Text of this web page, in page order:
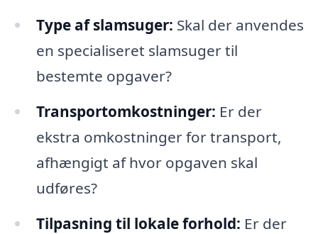
Type af slamsuger: Skal der anvendes
en specialiseret slamsuger til
bestemte opgaver?
Transportomkostninger: Er der
ekstra omkostninger for transport,
afhængigt af hvor opgaven skal
udføres?
Tilpasning til lokale forhold: Er der